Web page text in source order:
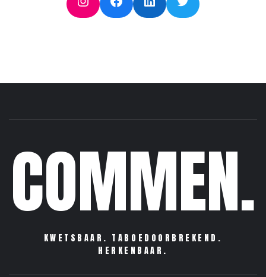
COMMEN.
KWETSBAAR. TABOEDOORBREKEND.
HERKENBAAR.